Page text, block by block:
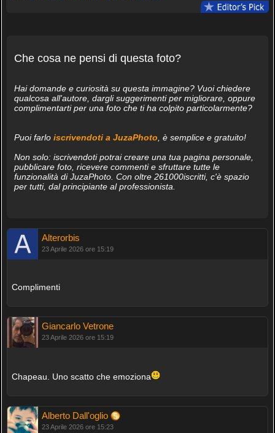
Che cosa ne pensi di questa foto?
Hai domande e curiosità su questa immagine? Vuoi chiedere
qualcosa all'autore, dargli suggerimenti per migliorare, oppure
complimentarti per una foto che ti ha colpito particolarmente?
Puoi farlo iscrivendoti a JuzaPhoto, è semplice e gratuito!
Non solo: iscrivendoti potrai creare una tua pagina personale,
pubblicare foto, ricevere commenti e sfruttare tutte le
funzionalità di JuzaPhoto. Con oltre 261000iscritti, c'è spazio
per tutti, dal principiante al professionista.
Alterorbis
23 Aprile 2026 ore 15:19
Complimenti
Giancarlo Vetrone
23 Aprile 2026 ore 15:19
Chapeau. Uno scatto che emoziona
Alberto Dall'oglio
23 Aprile 2026 ore 15:23